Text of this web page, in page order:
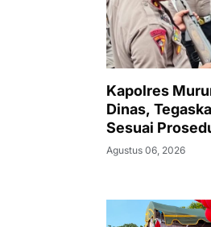
Kapolres
Dinas,
Sesuai
Agustus 06, 2026